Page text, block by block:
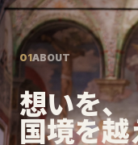
01ABOUT
想いを、
国境を